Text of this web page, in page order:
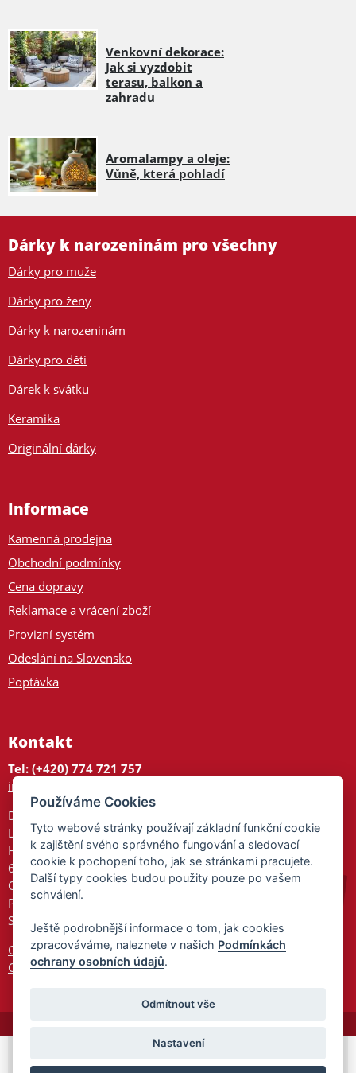
Venkovní dekorace:
Jak si vyzdobit
terasu, balkon a
zahradu
Aromalampy a oleje:
Vůně, která pohladí
Dárky k narozeninám pro všechny
Dárky pro muže
Dárky pro ženy
Dárky k narozeninám
Dárky pro děti
Dárek k svátku
Keramika
Originální dárky
Informace
Kamenná prodejna
Obchodní podmínky
Cena dopravy
Reklamace a vrácení zboží
Provizní systém
Odeslání na Slovensko
Poptávka
Kontakt
Tel: (+420) 774 721 757
info@tajnedarky.cz
Dárkové centrum
Legionářů 2
Hodonín
695 01
Otevřeno:
Po-Pá 9-17
So 9-11:30
Ochrana osobních údajů
Cookies
© 2026 Tajnedarky.cz -Partnerský
Používáme Cookies
Tyto webové stránky používají základní funkční cookie
k zajištění svého správného fungování a sledovací
cookie k pochopení toho, jak se stránkami pracujete.
Další typy cookies budou použity pouze po vašem
schválení.
Ještě podrobnější informace o tom, jak cookies
zpracováváme, naleznete v našich Podmínkách
ochrany osobních údajů.
Odmítnout vše
Nastavení